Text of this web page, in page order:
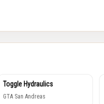
Toggle Hydraulics
GTA San Andreas